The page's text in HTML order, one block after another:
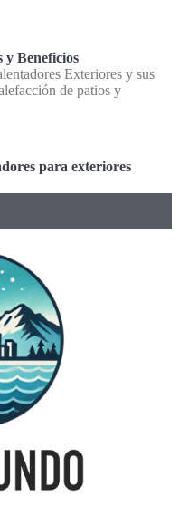
y Beneficios
Exteriores y sus
de patios y
para exteriores